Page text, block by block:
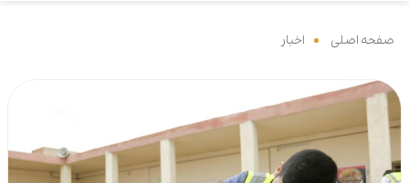
صفحه اصلی اخبار